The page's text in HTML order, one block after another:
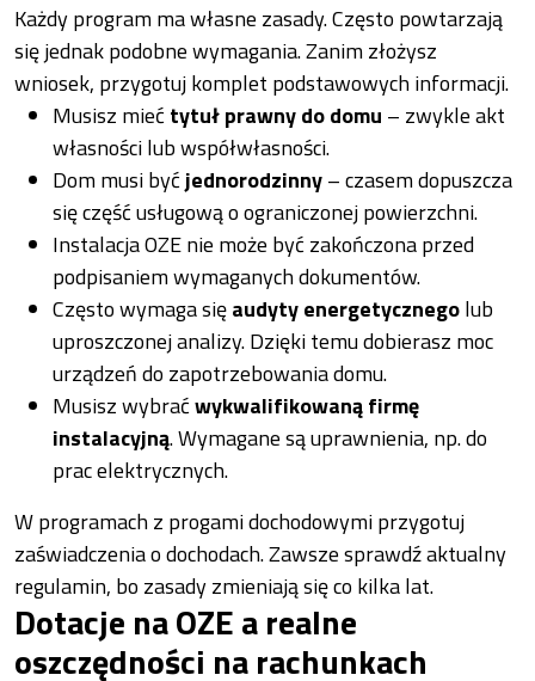
Każdy program ma własne zasady. Często powtarzają
się jednak podobne wymagania. Zanim złożysz
wniosek, przygotuj komplet podstawowych informacji.
Musisz miećtytuł prawny do domu – zwykle akt
własności lub współwłasności.
Dom musi byćjednorodzinny– czasem dopuszcza
się część usługową o ograniczonej powierzchni.
Instalacja OZE nie może być zakończona przed
podpisaniem wymaganych dokumentów.
Często wymaga sięaudyty energetycznegolub
uproszczonej analizy. Dzięki temu dobierasz moc
urządzeń do zapotrzebowania domu.
Musisz wybraćwykwalifikowaną firmę
instalacyjną. Wymagane są uprawnienia, np. do
prac elektrycznych.
W programach z progami dochodowymi przygotuj
zaświadczenia o dochodach. Zawsze sprawdź aktualny
regulamin, bo zasady zmieniają się co kilka lat.
Dotacje na OZE a realne
oszczędności na rachunkach